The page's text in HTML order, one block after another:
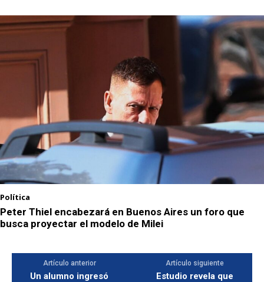
Política
Peter Thiel encabezará en Buenos Aires un foro que
busca proyectar el modelo de Milei
Artículo anterior
Un alumno ingresó
Artículo siguiente
Estudio revela que